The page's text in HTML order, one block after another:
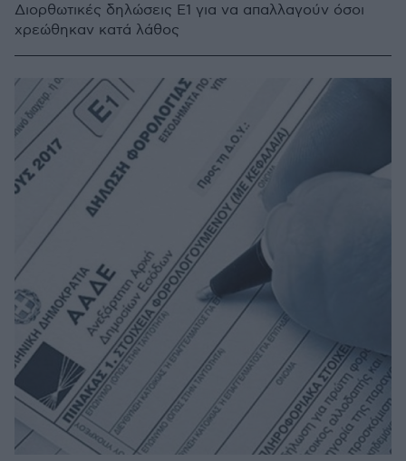
Διορθωτικές δηλώσεις Ε1 για να απαλλαγούν όσοι
χρεώθηκαν κατά λάθος